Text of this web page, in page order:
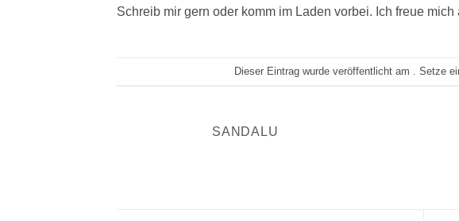
Schreib mir gern oder komm im Laden vorbei. Ich freue
Dieser Eintrag wurde veröffentlicht am . Setze
SANDALU